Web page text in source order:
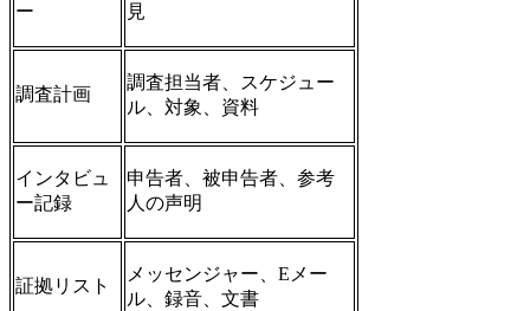
ー
見
調査計画
調査担当者、スケジュー
ル、対象、資料
インタビュ
ー記録
申告者、被申告者、参考
人の声明
証拠リスト
メッセンジャー、Eメー
ル、録音、文書